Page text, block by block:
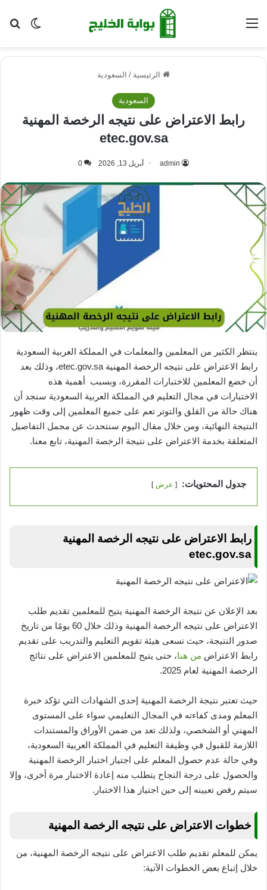
الوضع القائمة
الرئيسية / السعودية
السعودية
رابط الاعتراض على نتيجه الرخصة المهنية
etec.gov.sa
admin أبريل 13, 2026 0
ينتظر الكثير من المعلمين والمعلمات في المملكة العربية السعودية
رابط الاعتراض على نتيجه الرخصة المهنية etec.gov.sa، وذلك بعد
أن خضع المعلمين للاختبارات المقررة، وبسبب أهمية هذه
الاختبارات في مجال التعليم في المملكة العربية السعودية سنجد أن
هناك حالة من القلق والتوتر تعم على جميع المعلمين إلى وقت ظهور
النتيجة النهائية، ومن خلال مقال اليوم سنتحدث عن مجمل التفاصيل
المتعلقة بخدمة الاعتراض على نتيجة الرخصة المهنية، تابع معنا.
جدول المحتويات: عرض
رابط الاعتراض على نتيجه الرخصة المهنية
etec.gov.sa
بعد الإعلان عن نتيجة الرخصة المهنية يتيح للمعلمين تقديم طلب
الاعتراض على نتيجه الرخصة المهنية وذلك خلال 60 يومًا من تاريخ
صدور النتيجة، حيث تسعى هيئة تقويم التعليم والتدريب على تقديم
رابط الاعتراض من هنا، حتى يتيح للمعلمين الاعتراض على نتائج
الرخصة المهنية لعام 2025.
حيث تعتبر نتيجة الرخصة المهنية إحدى الشهادات التي تؤكد خبرة
المعلم ومدى كفاءته في المجال التعليمي سواء على المستوى
المهني أو الشخصي، ولذلك تعد من ضمن الأوراق والمستندات
اللازمة للقبول في وظيفة التعليم في المملكة العربية السعودية،
وفي حالة عدم حصول المعلم على اجتياز اختبار الرخصة المهنية
والحصول على درجة النجاح يتطلب منه إعادة الاختبار مرة أخرى، وإلا
سيتم رفض تعيينه إلى حين اجتياز هذا الاختبار.
خطوات الاعتراض على نتيجه الرخصة المهنية
يمكن للمعلم تقديم طلب الاعتراض على نتيجه الرخصة المهنية، من
خلال إتباع بعض الخطوات الآتية: